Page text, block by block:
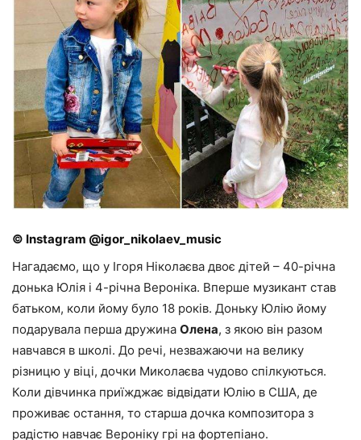
© Instagram @igor_nikolaev_music
Нагадаємо, що у Ігоря Ніколаєва двоє дітей – 40-річна
донька Юлія і 4-річна Вероніка. Вперше музикант став
батьком, коли йому було 18 років. Доньку Юлію йому
подарувала перша дружина Олена, з якою він разом
навчався в школі. До речі, незважаючи на велику
різницю у віці, дочки Миколаєва чудово спілкуються.
Коли дівчинка приїжджає відвідати Юлію в США, де
проживає остання, то старша дочка композитора з
радістю навчає Вероніку грі на фортепіано.